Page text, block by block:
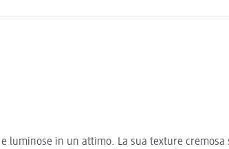
e luminose in un attimo. La sua texture